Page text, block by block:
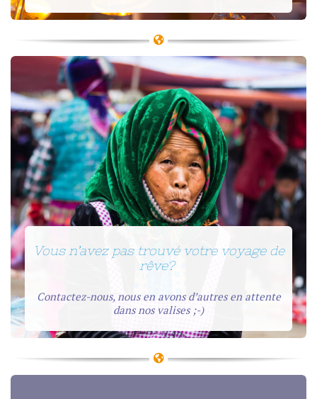
Vous n’avez pas trouvé votre voyage de
rêve?
Contactez-nous, nous en avons d’autres en attente
dans nos valises ;-)